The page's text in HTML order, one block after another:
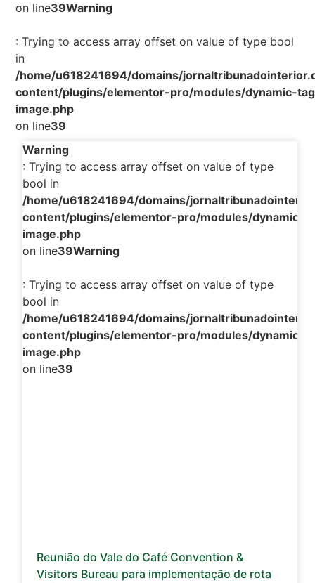
on line39Warning
: Trying to access array offset on value of type bool
in
/home/u618241694/domains/
content/plugins/elementor-pro/modules/dynamic-
image.php
on line39
Warning
: Trying to access array offset on value of type
bool in
/home/u618241694/domains/
content/plugins/elementor-pro/modules/dynamic-
image.php
on line39Warning
: Trying to access array offset on value of type
bool in
/home/u618241694/domains/
content/plugins/elementor-pro/modules/dynamic-
image.php
on line39
Reunião do Vale do Café Convention &
Visitors Bureau para implementação de rota